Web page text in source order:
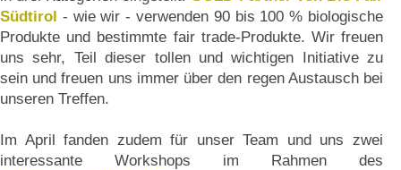
Südtirol - wie wir - verwenden 90 bis 100 % biologische
Produkte und bestimmte fair trade-Produkte. Wir freuen
uns sehr, Teil dieser tollen und wichtigen Initiative zu
sein und freuen uns immer über den regen Austausch bei
unseren Treffen.
Im April fanden zudem für unser Team und uns zwei
interessante Workshops im Rahmen des